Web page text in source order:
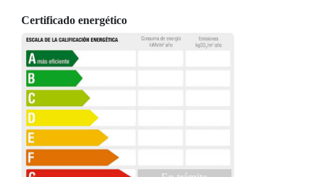
Certificado energético